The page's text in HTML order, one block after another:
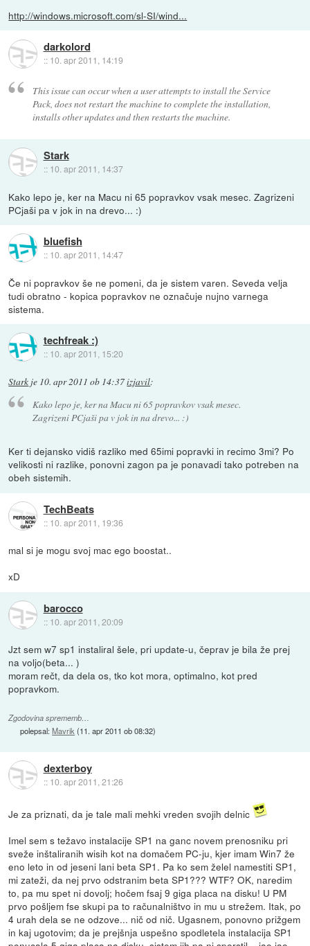
http://windows.microsoft.com/sl-SI/wind...
darkolord
:: 10. apr 2011, 14:19
This issue can occur when a user attempts to install the Service
Pack, does not restart the machine to complete the installation,
installs other updates and then restarts the machine.
Stark
:: 10. apr 2011, 14:37
Kako lepo je, ker na Macu ni 65 popravkov vsak mesec. Zagrizeni
PCjaši pa v jok in na drevo... :)
bluefish
:: 10. apr 2011, 14:47
Če ni popravkov še ne pomeni, da je sistem varen. Seveda velja
tudi obratno - kopica popravkov ne označuje nujno varnega
sistema.
techfreak :)
:: 10. apr 2011, 15:20
Stark je 10. apr 2011 ob 14:37izjavil:
Kako lepo je, ker na Macu ni 65 popravkov vsak mesec.
Zagrizeni PCjaši pa v jok in na drevo... :)
Ker ti dejansko vidiš razliko med 65imi popravki in recimo 3mi? Po
velikosti ni razlike, ponovni zagon pa je ponavadi tako potreben na
obeh sistemih.
TechBeats
:: 10. apr 2011, 19:36
mal si je mogu svoj mac ego boostat..
xD
barocco
:: 10. apr 2011, 20:09
Jzt sem w7 sp1 instaliral šele, pri update-u, čeprav je bila že prej
na voljo(beta... )
moram rečt, da dela os, tko kot mora, optimalno, kot pred
popravkom.
Zgodovina sprememb…
polepsal:Mavrik (11. apr 2011 ob 08:32)
dexterboy
:: 10. apr 2011, 21:26
Je za priznati, da je tale mali mehki vreden svojih delnic
Imel sem s težavo instalacije SP1 na ganc novem prenosniku pri
sveže inštaliranih wisih kot na domačem PC-ju, kjer imam Win7 že
eno leto in od jeseni lani beta SP1. Pa ko sem želel namestiti SP1,
mi zateži, da nej prvo odstranim beta SP1??? WTF? OK, naredim
to, pa mu spet ni dovolj; hočem fsaj 9 giga placa na disku! U PM
prvo pošljem fse skupi pa to računalništvo in mu u strežem. Itak, po
4 urah dela se ne odzove... nič od nič. Ugasnem, ponovno prižgem
in kaj ugotovim; da je prejšnja uspešno spodletela instalacija SP1